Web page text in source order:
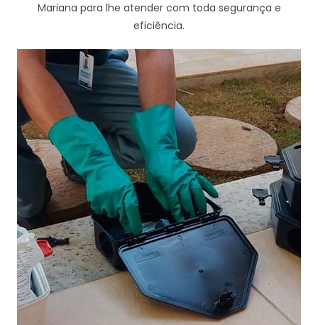
Mariana para lhe atender com toda segurança e
eficiência.